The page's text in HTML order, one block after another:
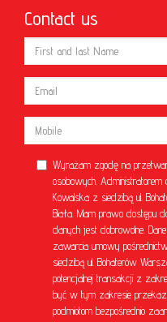
Contact us
Wyrażam zgodę na
osobowych. Administratorem
Kowalska z siedzibą ul.
Biała. Mam prawo dostępu
danych jest dobrowolne.
zawarcia umowy
siedzibą ul. Bohaterów
potencjalnej transakcji z
być w tym zakresie
podmiotom bezpośrednio